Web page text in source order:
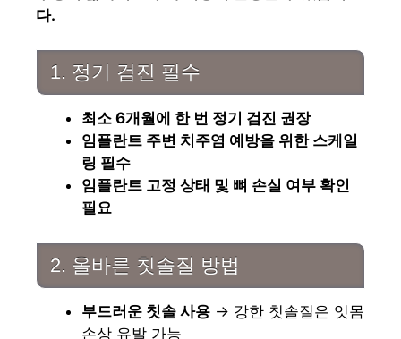
다.
1. 정기 검진 필수
최소 6개월에 한 번 정기 검진 권장
임플란트 주변 치주염 예방을 위한 스케일
링 필수
임플란트 고정 상태 및 뼈 손실 여부 확인
필요
2. 올바른 칫솔질 방법
부드러운 칫솔 사용 → 강한 칫솔질은 잇몸
손상 유발 가능